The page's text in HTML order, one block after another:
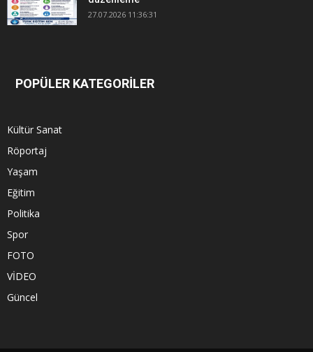
27.07.2026 11:36:31
POPÜLER KATEGORİLER
Kültür Sanat
Röportaj
Yaşam
Eğitim
Politika
Spor
FOTO
VİDEO
Güncel